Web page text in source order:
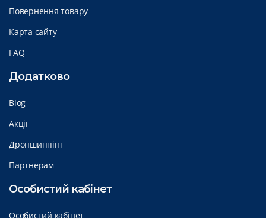
Повернення товару
Карта сайту
FAQ
Додатково
Blog
Акції
Дропшиппінг
Партнерам
Особистий кабінет
Особистий кабінет